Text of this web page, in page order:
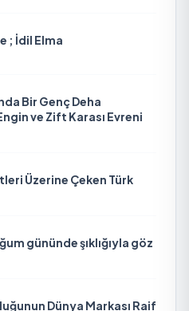
; İdil Elma
Bir Genç Deha
ve Zift Karası Evreni
Üzerine Çeken Türk
gününde şıklığıyla göz
Dünya Markası Raif